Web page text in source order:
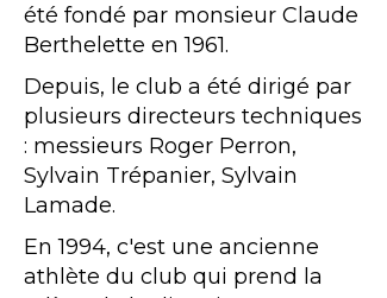
été fondé par monsieur Claude
Berthelette en 1961.
Depuis, le club a été dirigé par
plusieurs directeurs techniques
: messieurs Roger Perron,
Sylvain Trépanier, Sylvain
Lamade.
En 1994, c'est une ancienne
athlète du club qui prend la